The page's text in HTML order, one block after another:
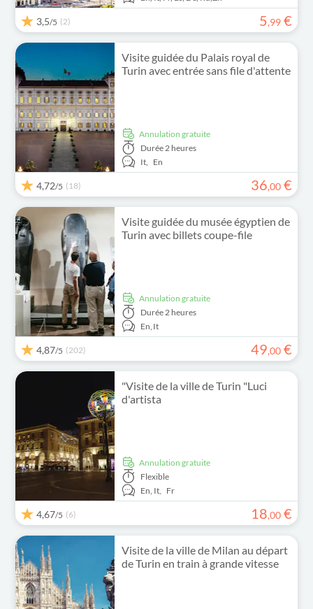
3,5/5 (2) 5,99 €
Visite guidée du Palais royal de
Turin avec entrée sans file d'attente
Annulation gratuite
Durée 2 heures
It,
En
4,72/5 (18) 36,00 €
Visite guidée du musée égyptien de
Turin avec billets coupe-file
Annulation gratuite
Durée 2 heures
En, It
4,87/5 (202) 49,00 €
"Visite de la ville de Turin "Luci
d'artista
Annulation gratuite
Flexible
En, It, Fr
4,67/5 (6) 18,00 €
Visite de la ville de Milan au départ
de Turin en train à grande vitesse